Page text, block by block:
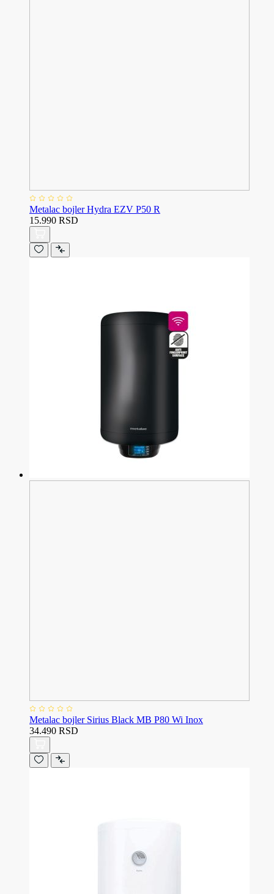
Metalac bojler Hydra EZV P50 R
15.990 RSD
Metalac bojler Sirius Black MB P80 Wi Inox
34.490 RSD